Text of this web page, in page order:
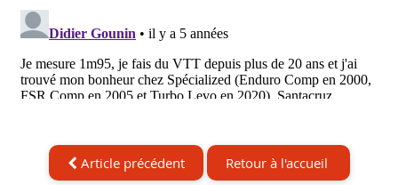
Article précédent Retour à l'accueil